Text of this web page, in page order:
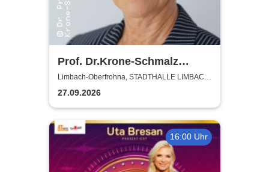
Prof. Dr.Krone-Schmalz
Russland - und der Westen -
eine schwierige Beziehung
Limbach-Oberfrohna, STADTHALLE LIMBACH-
OBERFROHNA
27.09.2026
16:00 Uhr